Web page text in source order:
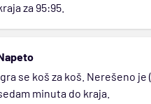
za 95:95.
se koš za koš. Nerešeno je
minuta do kraja.